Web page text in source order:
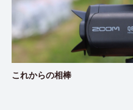
これからの相棒